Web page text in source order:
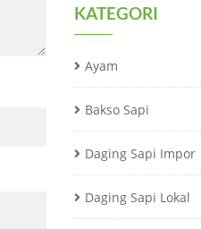
KATEGORI
Ayam
Bakso Sapi
Daging Sapi Impor
Daging Sapi Lokal